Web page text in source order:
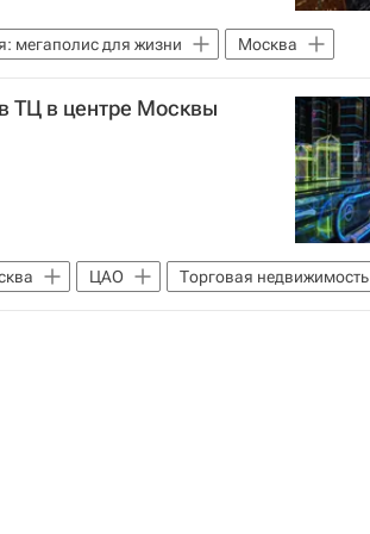
мегаполис для жизни
Москва
Газпром
ЖКХ
Городское хозяйство Москвы
ТЦ в центре Москвы
ЦАО
Торговая недвижимость